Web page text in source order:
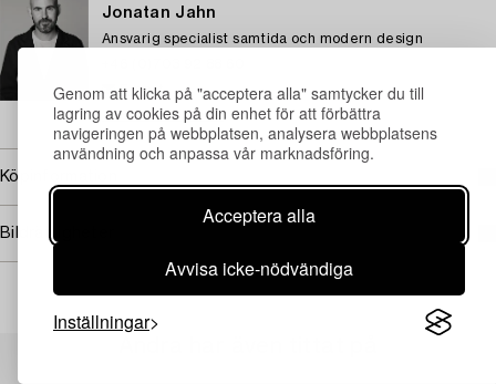
Genom att klicka på "acceptera alla" samtycker du till
lagring av cookies på din enhet för att förbättra
navigeringen på webbplatsen, analysera webbplatsens
användning och anpassa vår marknadsföring.
Acceptera alla
Avvisa icke-nödvändiga
Inställningar
Jonatan Jahn
Ansvarig specialist samtida och modern design
E-post
→ Se vad vi söker
Köpinformation
Bildrättigheter